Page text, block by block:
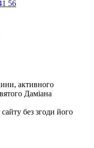
56
активного
Даміана
без згоди його